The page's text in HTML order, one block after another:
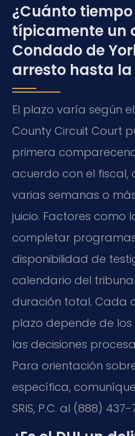
¿Cuánto
típicamente un
Condado de
arresto hasta la
El plazo varía según
County Circuit Court
primera
acuerdo con el fiscal,
varias semanas o
juicio. Factores como
completar programas
disponibilidad de
calendario del
duración total. Cada
plazo depende de
las decisiones
Para orientación
específica,
SRIS, P.C. al (888) 437-